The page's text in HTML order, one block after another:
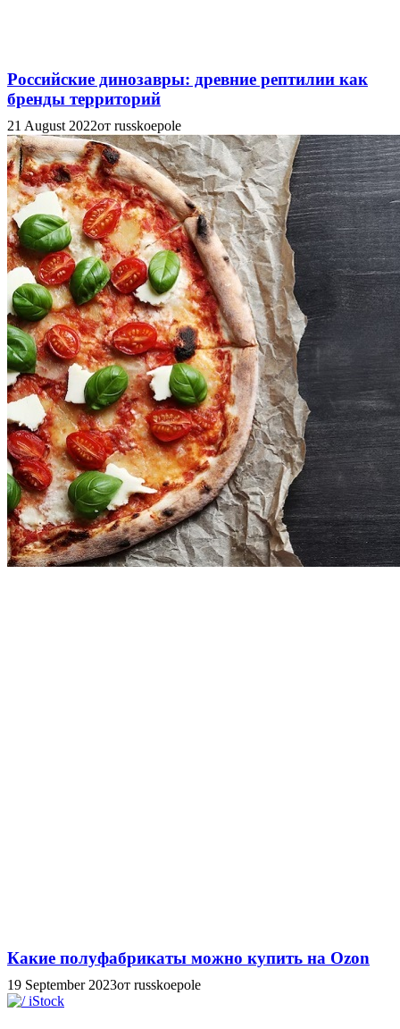
Российские динозавры: древние рептилии как
бренды территорий
21 August 2022от russkoepole
Какие полуфабрикаты можно купить на Ozon
19 September 2023от russkoepole